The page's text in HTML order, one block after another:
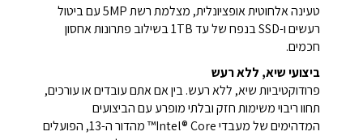
טעינה אלחוטית אופציונלית, מצלמת רשת 5MP עם ביטול
רעשים ו-SSD בנפח של עד 1TB בשילוב פתרונות אחסון
חכמים.
ביצועי שיא, ללא רעש
פרודוקטיביות שיא, ללא רעש. בין אם אתם עובדים או עורכים,
תחוו ריבוי משימות חזק ובלתי מופרע עם הביצועים
המדהימים של מעבדי Intel® Core™ מהדור ה-13, הפועלים